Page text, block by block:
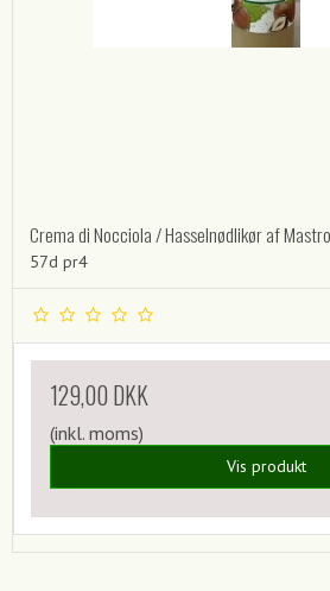
Crema di Nocciola / Hasselnødlikør af
57d pr4
129,00 DKK
(inkl. moms)
Vis produkt